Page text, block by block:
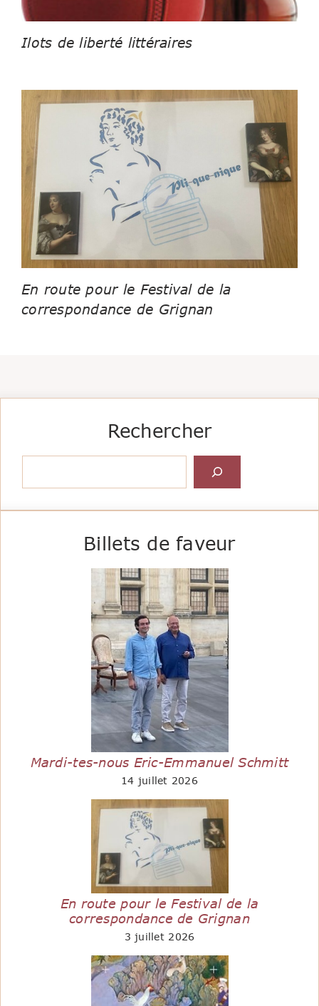
Ilots de liberté littéraires
En route pour le Festival de la
correspondance de Grignan
Rechercher
Billets de faveur
Mardi-tes-nous Eric-Emmanuel Schmitt
14 juillet 2026
En route pour le Festival de la
correspondance de Grignan
3 juillet 2026